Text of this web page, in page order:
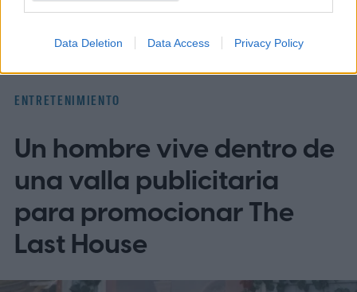
Data Deletion Data Access Privacy Policy
ENTRETENIMIENTO
Un hombre vive dentro de
una valla publicitaria
para promocionar The
Last House